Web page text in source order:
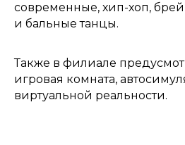
современные, хип-хоп,
и бальные танцы.
Также в филиале
игровая комната,
виртуальной реальности.